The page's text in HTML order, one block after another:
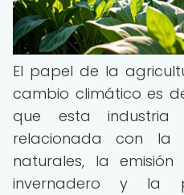
El papel de la
cambio climático es
que esta industria
relacionada con la
naturales, la
invernadero y la